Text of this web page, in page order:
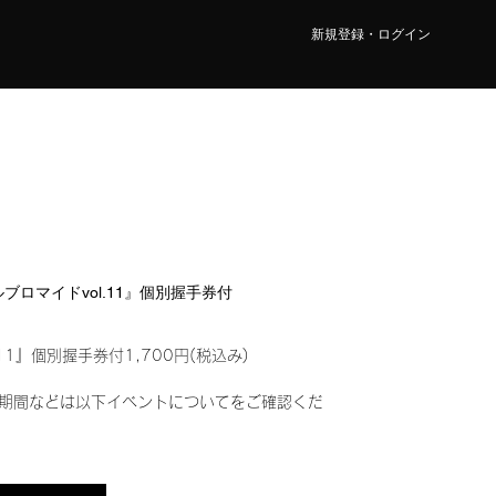
新規登録・ログイン
ロマイドvol.11』個別握手券付
』個別握手券付1,700円(税込み)
間などは以下イベントについてをご確認くだ